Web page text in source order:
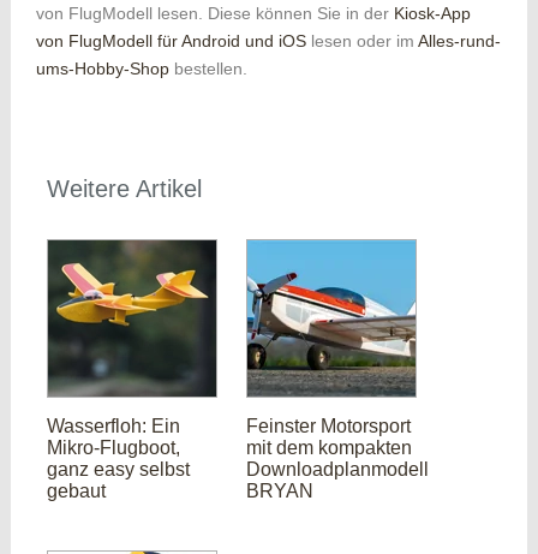
von FlugModell lesen. Diese können Sie in der Kiosk-App
von FlugModell für Android und iOS lesen oder imAlles-rund-
ums-Hobby-Shop bestellen.
Weitere Artikel
Wasserfloh: Ein
Mikro-Flugboot,
ganz easy selbst
gebaut
Feinster Motorsport
mit dem kompakten
Downloadplanmodell
BRYAN